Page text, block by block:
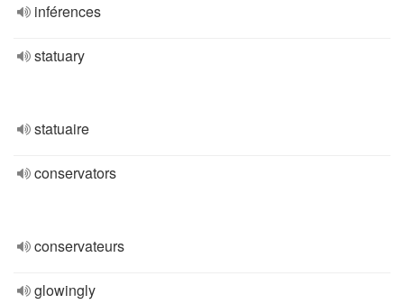
inférences
statuary
statuaire
conservators
conservateurs
glowingly